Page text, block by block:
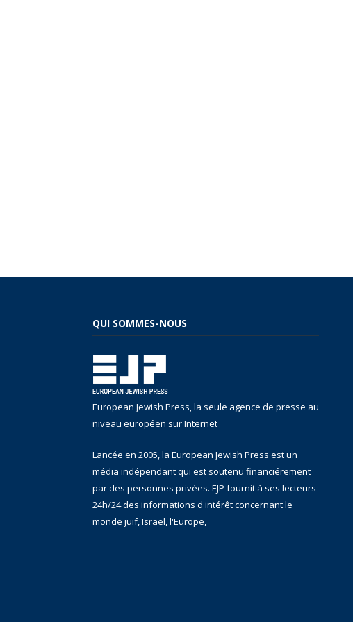
QUI SOMMES-NOUS
European Jewish Press, la seule agence de presse au
niveau européen sur Internet
Lancée en 2005, la European Jewish Press est un
média indépendant qui est soutenu financiérement
par des personnes privées. EJP fournit à ses lecteurs
24h/24 des informations d'intérêt concernant le
monde juif, Israël, l'Europe,